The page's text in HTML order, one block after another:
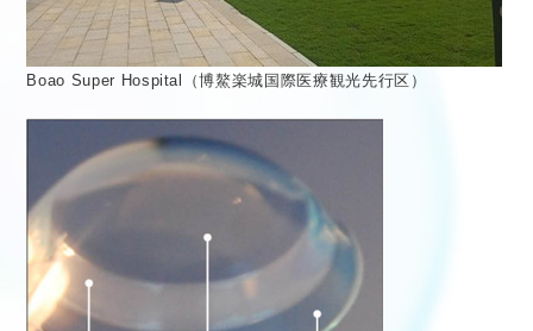
Boao Super Hospital（博鰲楽城国際医療観光先行区）